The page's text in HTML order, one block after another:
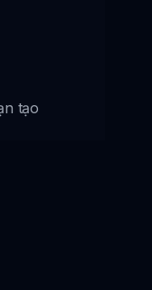
tạo